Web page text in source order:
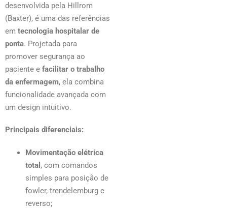
desenvolvida pela Hillrom
(Baxter), é uma das referências
em tecnologia hospitalar de
ponta. Projetada para
promover segurança ao
paciente e facilitar o trabalho
da enfermagem, ela combina
funcionalidade avançada com
um design intuitivo.
Principais diferenciais:
Movimentação elétrica
total , com comandos
simples para posição de
fowler, trendelemburg e
reverso;